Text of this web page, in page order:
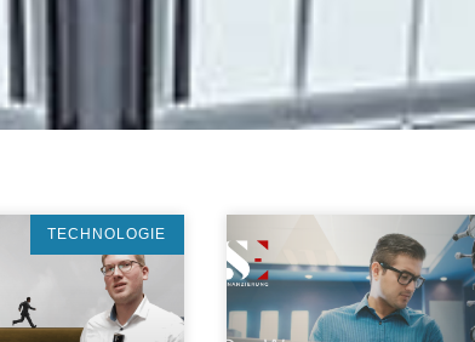
TECHNOLOGIE